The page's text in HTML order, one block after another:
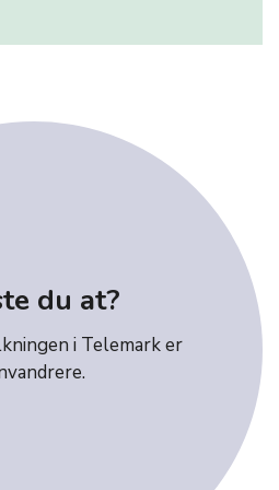
du at?
i Telemark er